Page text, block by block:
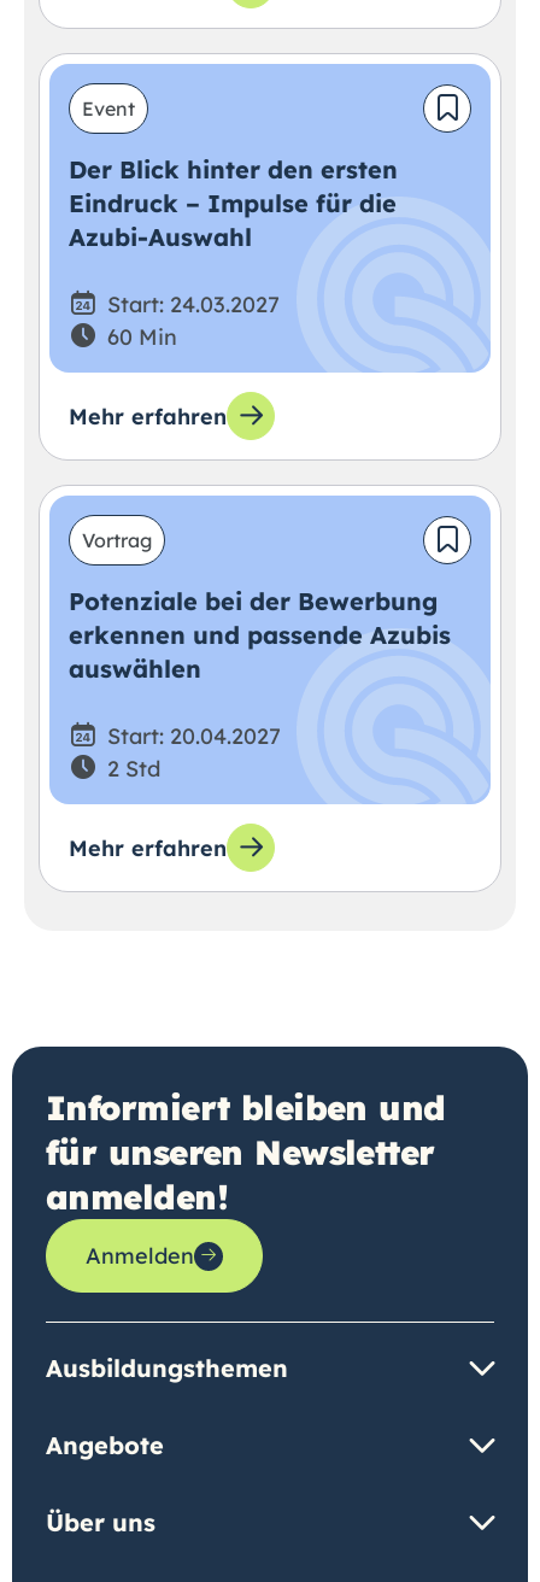
Event
Der Blick hinter den ersten
Eindruck – Impulse für die
Azubi-Auswahl
Start: 24.03.2027
60 Min
Mehr erfahren
Vortrag
Potenziale bei der Bewerbung
erkennen und passende Azubis
auswählen
Start: 20.04.2027
2 Std
Mehr erfahren
Informiert bleiben und
für unseren Newsletter
anmelden!
Anmelden
Ausbildungsthemen
Angebote
Über uns